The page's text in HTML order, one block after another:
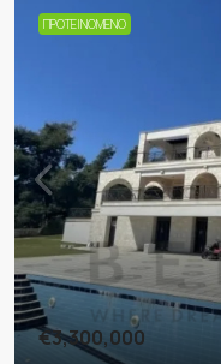
ΠΡΟΤΕΙΝΌΜΕΝΟ
€3,300,000